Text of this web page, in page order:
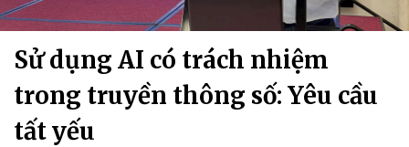
Sử dụng AI có trách nhiệm
trong truyền thông số: Yêu cầu
tất yếu